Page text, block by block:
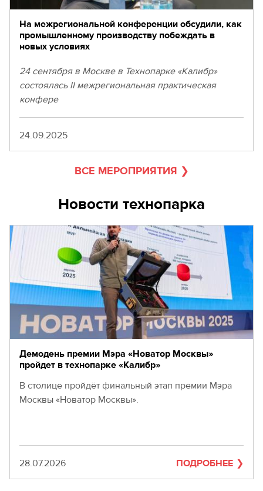
На межрегиональной конференции обсудили, как
промышленному производству побеждать в
новых условиях
24 сентября в Москве в Технопарке «Калибр»
состоялась II межрегиональная практическая
конфере
Дата
24.09.2025
ВСЕ МЕРОПРИЯТИЯ
Новости технопарка
Демодень премии Мэра «Новатор Москвы»
пройдет в технопарке «Калибр»
В столице пройдёт финальный этап премии Мэра
Москвы «Новатор Москвы».
Дата
28.07.2026 ПОДРОБНЕЕ